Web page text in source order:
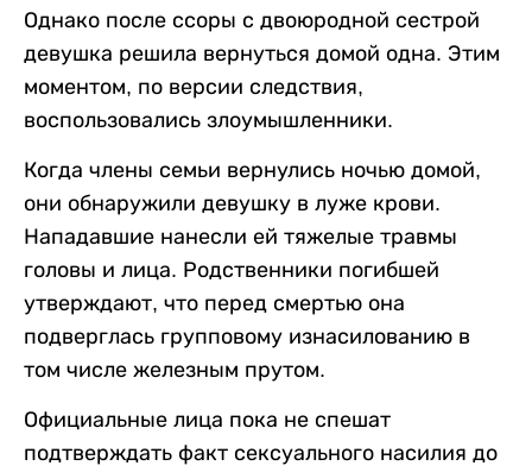
Однако после ссоры с двоюродной сестрой
девушка решила вернуться домой одна. Этим
моментом, по версии следствия,
воспользовались злоумышленники.
Когда члены семьи вернулись ночью домой,
они обнаружили девушку в луже крови.
Нападавшие нанесли ей тяжелые травмы
головы и лица. Родственники погибшей
утверждают, что перед смертью она
подверглась групповому изнасилованию в
том числе железным прутом.
Официальные лица пока не спешат
подтверждать факт сексуального насилия до